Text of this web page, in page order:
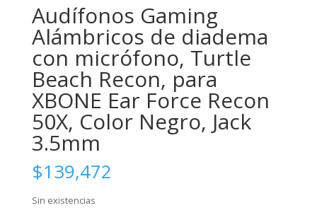
Audífonos Gaming
Alámbricos de diadema
con micrófono, Turtle
Beach Recon, para
XBONE Ear Force Recon
50X, Color Negro, Jack
3.5mm
$139,472
Sin existencias